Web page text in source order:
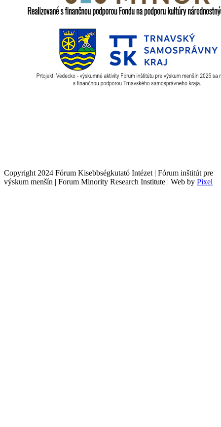
Copyright 2024 Fórum Kisebbségkutató Intézet | Fórum inštitút pre
výskum menšín | Forum Minority Research Institute | Web by Pixel